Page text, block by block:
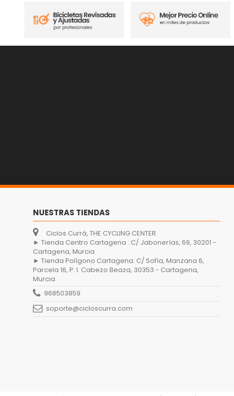
NUESTRAS TIENDAS
Ciclos Currá, THE CYCLING CENTER.
► Tienda Centro Cartagena : C/ Jabonerías, 69, 30201 -
Cartagena, Murcia
► Tienda Polígono Cartagena: C/ Sofía, Manzana 6,
Parcela 16, P. I. Cabezo Beaza, 30353 - Cartagena,
Murcia
968503859
soporte@cicloscurra.com